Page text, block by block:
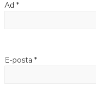
s
i
Ad *
E-posta *